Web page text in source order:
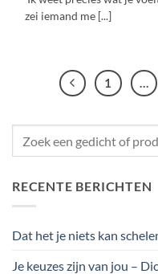
zei iemand me [...]
1 …
RECENTE BERICHTEN
Dat het je niets kan
Je keuzes zijn van jou –